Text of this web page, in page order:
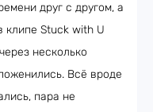
друг с другом, а
клипе Stuck with U
несколько
Всё вроде
пара не